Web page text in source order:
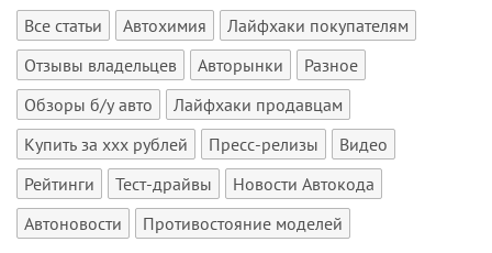
Все статьи Автохимия
Лайфхаки покупателям
Отзывы владельцев
Авторынки
Разное
Обзоры б/у авто
Лайфхаки продавцам
Купить за xxx рублей
Пресс-релизы
Видео
Рейтинги
Тест-драйвы
Новости Автокода
Автоновости
Противостояние моделей